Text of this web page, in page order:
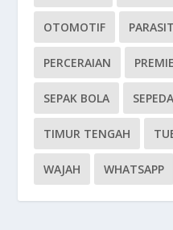
OTOMOTIF PARASIT
PERCERAIAN
SEPAK BOLA
TIMUR TENGAH
WAJAH WHATSAPP